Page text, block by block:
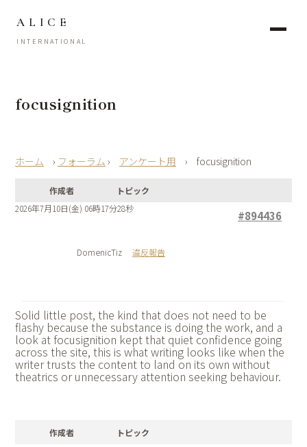
ALICE
INTERNATIONAL
focusignition
› フォーラム › アンケート用 › focusignition
作成者
トピック
2026年7月10日(金) 06時17分28秒
#894436
DomenicTiz 違反報告
Solid little post, the kind that does not need to be
flashy because the substance is doing the work, and a
look at focusignition kept that quiet confidence going
across the site, this is what writing looks like when the
writer trusts the content to land on its own without
theatrics or unnecessary attention seeking behaviour.
作成者
トピック